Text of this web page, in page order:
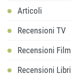
Articoli
Recensioni TV
Recensioni Film
Recensioni Libri